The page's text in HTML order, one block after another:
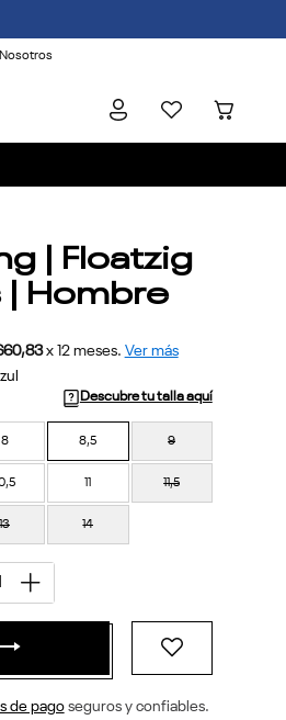
Nosotros
| Floatzig
Hombre
x 12meses. Ver más
Descubre tu talla aquí
8 8,5 9
11 11,5
13 14
de pagoseguros y confiables.